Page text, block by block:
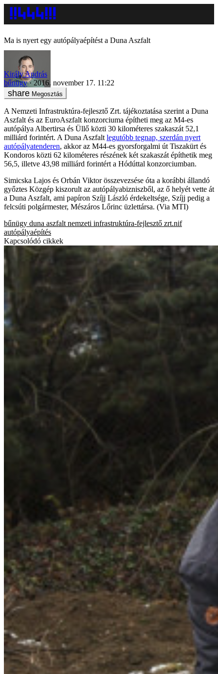
Ma is nyert egy autópályaépítést a Duna Aszfalt
Király András
bűnügy
2016. november 17. 11:22
Megosztás
A Nemzeti Infrastruktúra-fejlesztő Zrt. tájékoztatása szerint a Duna
Aszfalt és az EuroAszfalt konzorciuma építheti meg az M4-es
autópálya Albertirsa és Üllő közti 30 kilométeres szakaszát 52,1
milliárd forintért. A Duna Aszfalt legutóbb tegnap, szerdán nyert
autópályatenderen, akkor az M44-es gyorsforgalmi út Tiszakürt és
Kondoros közti 62 kilométeres részének két szakaszát építhetik meg
56,5, illetve 43,98 milliárd forintért a Hódúttal konzorciumban.
Simicska Lajos és Orbán Viktor összevezsése óta a korábbi állandó
győztes Közgép kiszorult az autópályabizniszből, az ő helyét vette át
a Duna Aszfalt, ami papíron Szíjj László érdekeltsége, Szíjj pedig a
felcsúti polgármester, Mészáros Lőrinc üzlettársa. (Via MTI)
bűnügy duna aszfalt nemzeti infrastruktúra-fejlesztő zrt.nif
autópályaépítés
Kapcsolódó cikkek